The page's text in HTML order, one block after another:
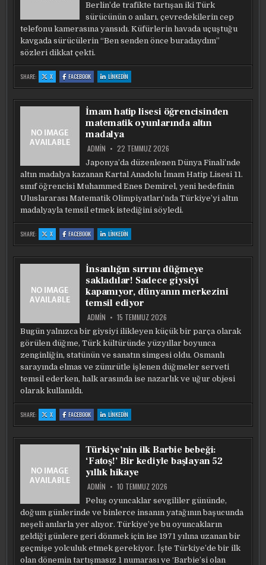
Berlin’de trafikte tartışan iki Türk
sürücünün o anları, çevredekilerin cep
telefonu kamerasına yansıdı. Küfürlerin havada uçuştuğu
kavgada sürücülerin “Ben senden önce buradaydım”
sözleri dikkat çekti.
SHARE: X:
ALMANYA’DA
TÜRK
ARASINDA
YOL
FACEBOOK:
ALMANYA’DA
TÜRK
ARASINDA
VERME
KAVGASI
LINKEDIN
ALMANYA’DA
TÜRK
ARASINDA
VERME
KAVGASI
İmam hatip lisesi öğrencisinden
matematik oyunlarında altın
madalya
ADMIN 22 TEMMUZ 2026
Japonya’da düzenlenen Dünya Finali’nde
altın madalya kazanan Kartal Anadolu İmam Hatip Lisesi 11.
sınıf öğrencisi Muhammed Enes Demirel, yeni hedefinin
Uluslararası Matematik Olimpiyatları’nda Türkiye’yi altın
madalyayla temsil etmek istediğini söyledi.
SHARE: X:
İMAM
HATIP
ÖĞRENCISINDEN
MATEMATIK
FACEBOOK:
İMAM
HATIP
ÖĞRENCISINDEN
OYUNLARINDA
ALTIN
MADALYA
LINKEDIN
İMAM
HATIP
ÖĞRENCISINDEN
OYUNLARINDA
ALTIN
MADALYA
İnsanlığın sırrını düğmeye
sakladılar! Sadece giysiyi
kapamıyor, dünyanın merkezini
temsil ediyor
ADMIN 15 TEMMUZ 2026
Bugün yalnızca bir giysiyi ilikleyen küçük bir parça olarak
görülen düğme, Türk kültüründe yüzyıllar boyunca
zenginliğin, statünün ve sanatın simgesi oldu. Osmanlı
sarayında elmas ve zümrütle işlenen düğmeler serveti
temsil ederken, halk arasında ise nazarlık ve uğur objesi
olarak kullanıldı.
SHARE: X:
İNSANLIĞIN
SIRRINI
SAKLADILAR!
SADECE
MERKEZINI
TEMSIL
EDIYOR
FACEBOOK:
İNSANLIĞIN
SIRRINI
SAKLADILAR!
GIYSIYI
KAPAMIYOR,
DÜNYANIN
MERKEZINI
TEMSIL
LINKEDIN
İNSANLIĞIN
SIRRINI
SAKLADILAR!
GIYSIYI
KAPAMIYOR,
DÜNYANIN
TEMSIL
EDIYOR
Türkiye’nin ilk Barbie bebeği:
‘Fatoş!’ Bir kediyle başlayan 52
yıllık hikaye
ADMIN 10 TEMMUZ 2026
Peluş oyuncaklar sevgililer gününde,
doğum günlerinde ve binlerce insanın yatağının başucunda
neşeli anılarla yer alıyor. Türkiye’ye bu oyuncakların
geldiği günlere geri dönmek için ise 1971 yılına uzanan bir
geçmişe yolculuk etmek gerekiyor. İşte Türkiye’de bir ilk
olan dönemin tartışmasız 1 numarası ve ‘Barbie’si olan